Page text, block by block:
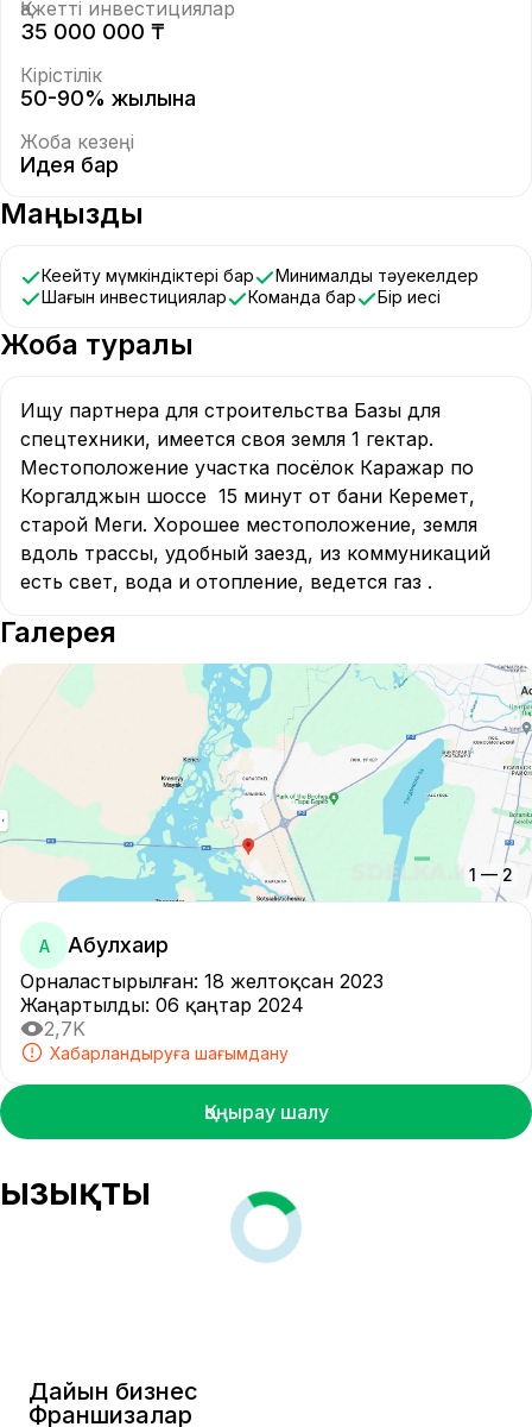
Қажетті инвестициялар
35 000 000 ₸
Кірістілік
50-90% жылына
Жоба кезеңі
Идея бар
Маңызды
Кеңейту мүмкіндіктері бар
Минималды тәуекелдер
Шағын инвестициялар
Команда бар Бір иесі
Жоба туралы
Ищу партнера для строительства Базы для
спецтехники, имеется своя земля 1 гектар.
Местоположение участка посёлок Каражар по
Коргалджын шоссе  15 минут от бани Керемет,
старой Меги. Хорошее местоположение, земля
вдоль трассы, удобный заезд, из коммуникаций
есть свет, вода и отопление, ведется газ .
Галерея
1 — 2
А Абулхаир
Орналастырылған: 18 желтоқсан 2023
Жаңартылды: 06 қаңтар 2024
2,7K
Хабарландыруға шағымдану
Қоңырау шалу
Қызықты
Дайын бизнес
Франшизалар